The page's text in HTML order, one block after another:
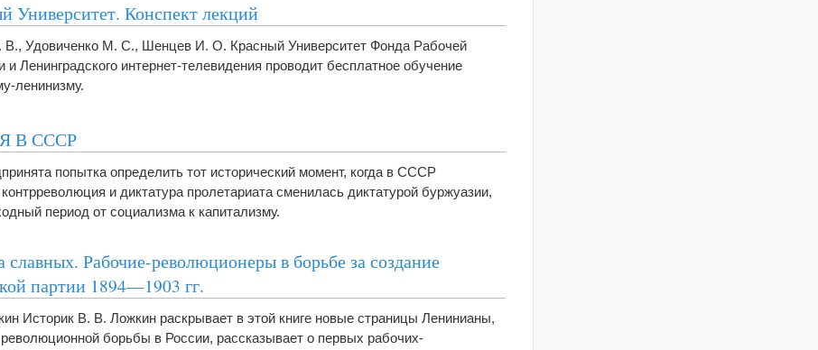
Университет. Конспект лекций
Удовиченко М. С., Шенцев И. О. Красный Университет Фонда Рабочей
и Ленинградского интернет-телевидения проводит бесплатное обучение
ле­нинизму.
В СССР
попытка определить тот исторический момент, когда в СССР
и диктатура пролетариата сменилась диктатурой буржуазии,
период от социализма к капитализму.
славных. Рабочие-революционеры в борьбе за создание
партии 1894—1903 гг.
Историк В. В. Ложкин раскрывает в этой книге новые страницы Ленинианы,
борьбы в России, рассказывает о первых рабочих-